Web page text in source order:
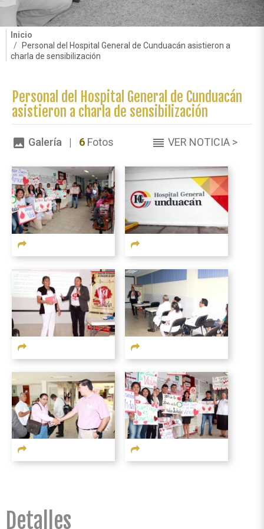
Inicio
Personal del Hospital General de Cunduacán asistieron a
charla de sensibilización
Personal del Hospital General de Cunduacán
asistieron a charla de sensibilización
image Galería | 6 Fotos reorder VER NOTICIA >
Detalles